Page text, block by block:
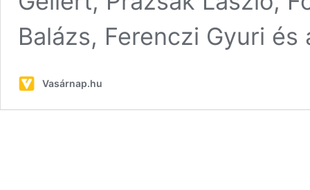
Balázs, Ferenczi Gyuri
Vasárnap.hu